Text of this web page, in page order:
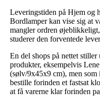
Leveringstiden på Hjem og
Bordlamper kan vise sig at
mangler ordren
studerer den forventede
En del shops på nettet
produkter, eksempelvis
(sølv/9x45x9 cm), men
bestille forinden et fastsat
at få varerne klar forinden